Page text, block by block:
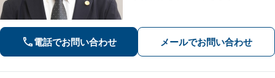
電話でお問い合わせ メールでお問い合わせ